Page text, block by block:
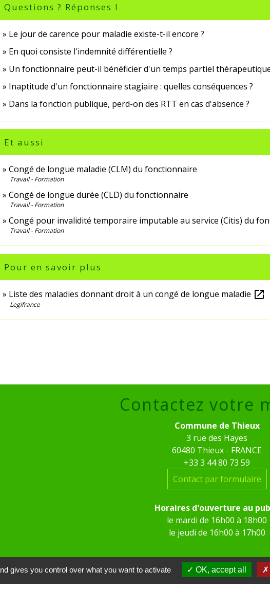
Questions ? Réponses !
Le jour de carence pour maladie existe-t-il encore ?
En quoi consiste l'indemnité différentielle ?
Un fonctionnaire peut-il bénéficier d'un temps partiel
Inaptitude d'un fonctionnaire stagiaire : quelles conséquences ?
Dans la fonction publique, perd-on des RTT en cas d'absence ?
Et aussi
Congé de longue maladie (CLM) du fonctionnaire
Travail - Formation
Congé de longue durée (CLD) du fonctionnaire
Travail - Formation
Congé pour invalidité temporaire imputable au service (Citis) du
Travail - Formation
Pour en savoir plus
Liste des maladies donnant droit à un congé de longue maladie open_in_new
Legifrance
Contactez votre
Commune de Thieux
3 rue des Hayes
60480 Thieux - FRANCE
+33 3 44 80 73 59
Contact par formulaire
Horaires d'ouverture au
le mardi de 16h00 à 18h00
le jeudi de 16h00 à 17h00
gives you control over what you want to activate OK, accept all